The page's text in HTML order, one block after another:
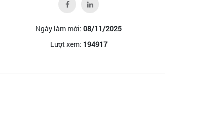
Ngày làm mới: 08/11/2025
Lượt xem: 194917